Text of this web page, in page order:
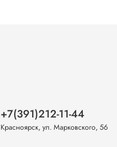
+7(391)212-11-44
Красноярск, ул. Марковского, 56